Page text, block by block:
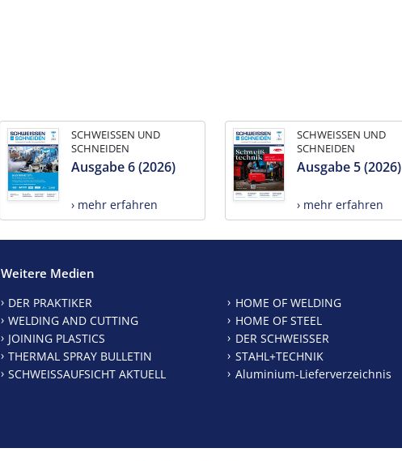
SCHWEISSEN UND
SCHNEIDEN
Ausgabe 6 (2026)
› mehr erfahren
SCHWEISSEN UND
SCHNEIDEN
Ausgabe 5 (2026)
› mehr erfahren
Weitere Medien
DER PRAKTIKER
WELDING AND CUTTING
JOINING PLASTICS
THERMAL SPRAY BULLETIN
SCHWEISSAUFSICHT AKTUELL
HOME OF WELDING
HOME OF STEEL
DER SCHWEISSER
STAHL+TECHNIK
Aluminium-Lieferverzeichnis